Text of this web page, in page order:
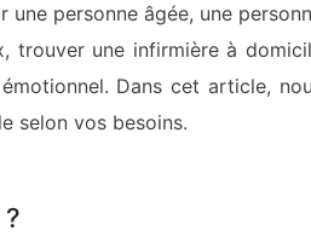
personne âgée, une
trouver une infirmière à
Dans cet article,
selon vos besoins.